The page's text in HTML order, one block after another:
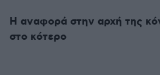
Η αναφορά στην αρχή της
στο κότερο